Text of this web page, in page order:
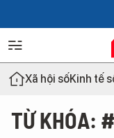
Xã hội sốKinh tế
TỪ KHÓA: